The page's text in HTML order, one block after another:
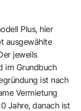
Plus, hier
ausgewählte
jeweils
im Grundbuch
ist nach
Vermietung
Jahre, danach ist